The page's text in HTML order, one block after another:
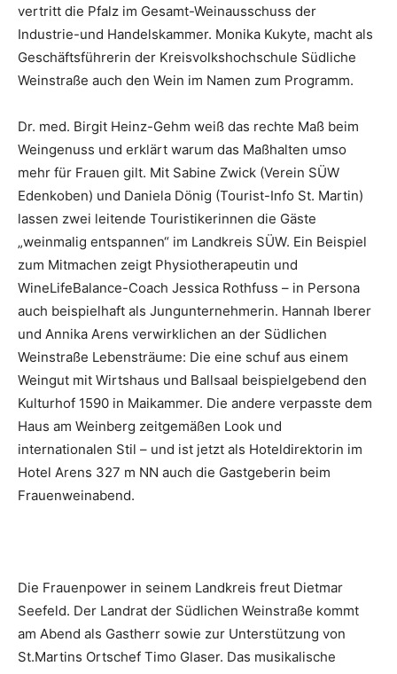
vertritt die Pfalz im Gesamt-Weinausschuss der
Industrie-und Handelskammer. Monika Kukyte, macht als
Geschäftsführerin der Kreisvolkshochschule Südliche
Weinstraße auch den Wein im Namen zum Programm.
Dr. med. Birgit Heinz-Gehm weiß das rechte Maß beim
Weingenuss und erklärt warum das Maßhalten umso
mehr für Frauen gilt. Mit Sabine Zwick (Verein SÜW
Edenkoben) und Daniela Dönig (Tourist-Info St. Martin)
lassen zwei leitende Touristikerinnen die Gäste
„weinmalig entspannen“ im Landkreis SÜW. Ein Beispiel
zum Mitmachen zeigt Physiotherapeutin und
WineLifeBalance-Coach Jessica Rothfuss – in Persona
auch beispielhaft als Jungunternehmerin. Hannah Iberer
und Annika Arens verwirklichen an der Südlichen
Weinstraße Lebensträume: Die eine schuf aus einem
Weingut mit Wirtshaus und Ballsaal beispielgebend den
Kulturhof 1590 in Maikammer. Die andere verpasste dem
Haus am Weinberg zeitgemäßen Look und
internationalen Stil – und ist jetzt als Hoteldirektorin im
Hotel Arens 327 m NN auch die Gastgeberin beim
Frauenweinabend.
Die Frauenpower in seinem Landkreis freut Dietmar
Seefeld. Der Landrat der Südlichen Weinstraße kommt
am Abend als Gastherr sowie zur Unterstützung von
St.Martins Ortschef Timo Glaser. Das musikalische